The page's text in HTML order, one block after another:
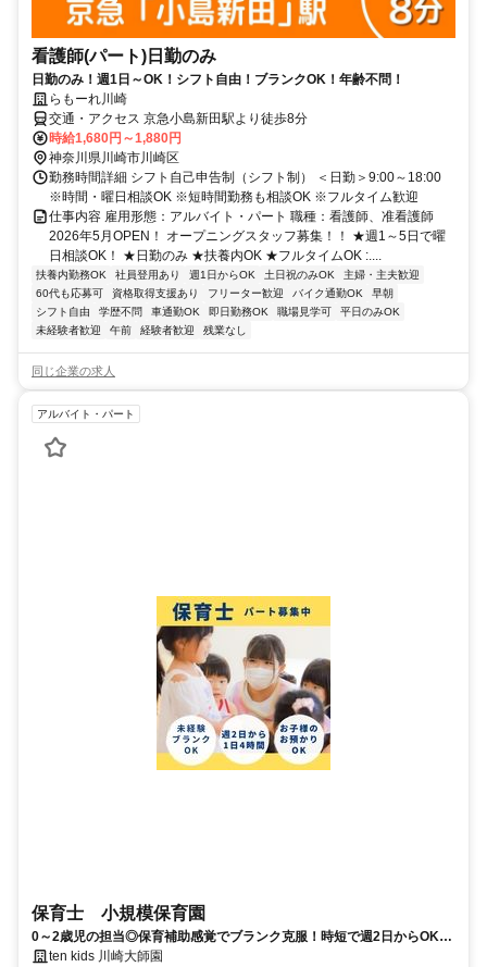
看護師(パート)日勤のみ
日勤のみ！週1日～OK！シフト自由！ブランクOK！年齢不問！
らもーれ川崎
交通・アクセス 京急小島新田駅より徒歩8分
時給1,680円～1,880円
神奈川県川崎市川崎区
勤務時間詳細 シフト自己申告制（シフト制） ＜日勤＞9:00～18:00
※時間・曜日相談OK ※短時間勤務も相談OK ※フルタイム歓迎
仕事内容 雇用形態：アルバイト・パート 職種：看護師、准看護師
2026年5月OPEN！ オープニングスタッフ募集！！ ★週1～5日で曜
日相談OK！ ★日勤のみ ★扶養内OK ★フルタイムOK :....
扶養内勤務OK 社員登用あり 週1日からOK 土日祝のみOK
主婦・主夫歓迎
60代も応募可
資格取得支援あり フリーター歓迎 バイク通勤OK
早朝
シフト自由
学歴不問 車通勤OK 即日勤務OK 職場見学可
平日のみOK
未経験者歓迎
午前 経験者歓迎 残業なし
同じ企業の求人
アルバイト・パート
保育士 小規模保育園
0～2歳児の担当◎保育補助感覚でブランク克服！時短で週2日からOK！
土日休み可！お子様連れ勤務◎
ten kids 川崎大師園